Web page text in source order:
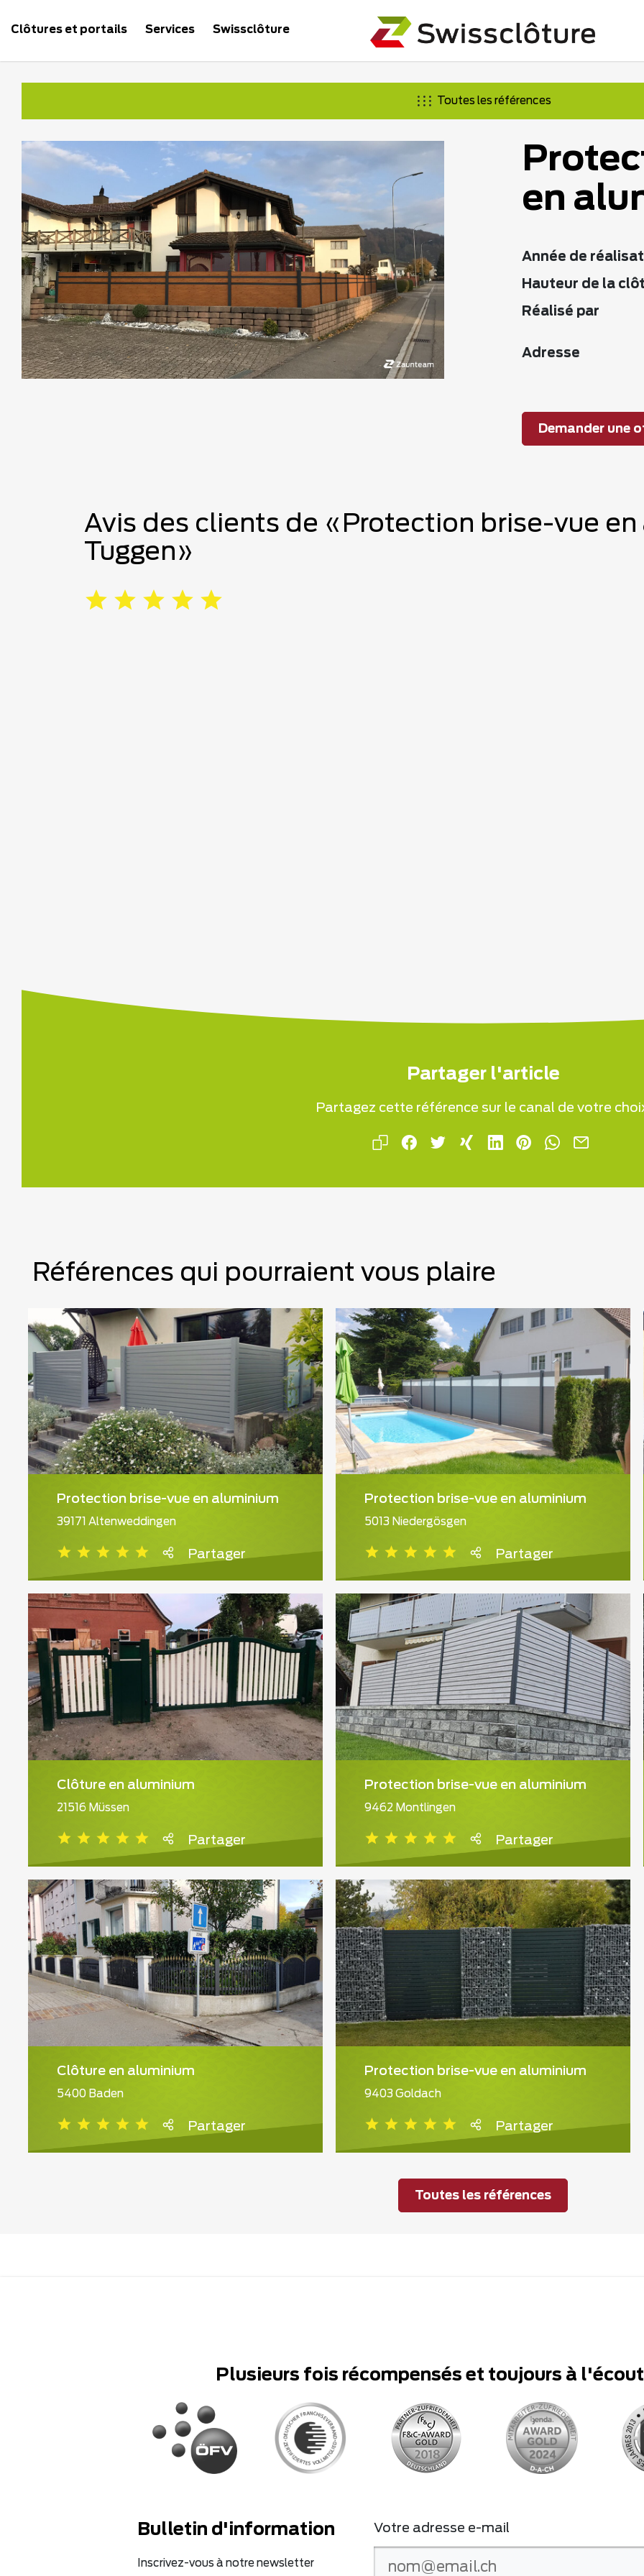
Clôtures et portails Services Swissclôture
Toutes les références
en
Année de
Hauteur de la
Réalisé par
Adresse
Demander une
Avis des clients de «Protection brise-vue en
Tuggen»
Partager l'article
Partagez cette référence sur le canal de votre
Références qui pourraient vous plaire
Protection brise-vue en aluminium
39171 Altenweddingen
Partager
Protection brise-vue en aluminium
5013 Niedergösgen
Partager
Clôture en aluminium
21516 Müssen
Partager
Protection brise-vue en aluminium
9462 Montlingen
Partager
Clôture en aluminium
5400 Baden
Partager
Protection brise-vue en aluminium
9403 Goldach
Partager
Toutes les références
Plusieurs fois récompensés et toujours à
Bulletin d'information
Inscrivez-vous à notre newsletter
Votre adresse e-mail